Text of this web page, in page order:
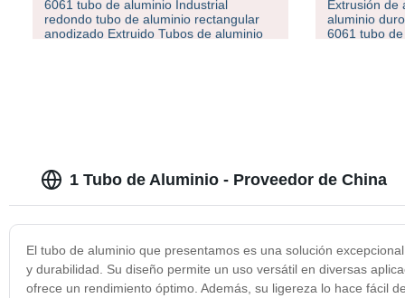
6061 tubo de aluminio Industrial
redondo tubo de aluminio rectangular
anodizado Extruido Tubos de aluminio
Extrusión de
aluminio
6061 tubo
1 Tubo de Aluminio - Proveedor de China
El tubo de aluminio que presentamos es una solución
y durabilidad. Su diseño permite un uso versátil en diversas
ofrece un rendimiento óptimo. Además, su ligereza lo hace fácil